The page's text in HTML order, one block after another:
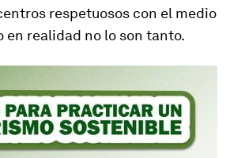
respetuosos con el medio
en realidad no lo son tanto.